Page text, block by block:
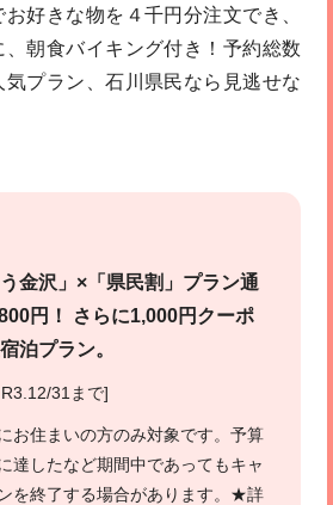
好きな物を４千円分注文でき、
朝食バイキング付き！予約総数
気プラン、石川県民なら見逃せな
う金沢」×「県民割」プラン通
円！ さらに1,000円クーポ
泊プラン。
31まで]
お住まいの方のみ対象です。予算
達したなど期間中であってもキャ
を終了する場合があります。★詳